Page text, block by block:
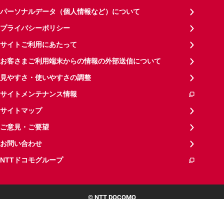
パーソナルデータ（個人情報など）について
プライバシーポリシー
サイトご利用にあたって
お客さまご利用端末からの情報の外部送信について
見やすさ・使いやすさの調整
サイトメンテナンス情報
サイトマップ
ご意見・ご要望
お問い合わせ
NTTドコモグループ
© NTT DOCOMO